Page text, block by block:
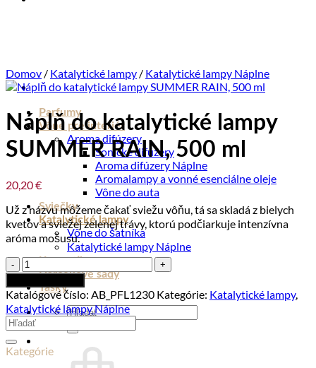
Parfumy
Vône pre interiér
Aroma difúzery
Sonické difúzery
Aroma difúzery Náplne
Aromalampy a vonné esenciálne oleje
Vône do auta
Sviečky
Katalytické lampy
Vône do šatníka
Katalytické lampy Náplne
Kozmetika
Darčekové sady
Tašky
Hľadať:
Domov / Katalytické lampy / Katalytické lampy Náplne
Náplň do katalytické lampy
SUMMER RAIN, 500 ml
20,20€
Už z názvu môžeme čakať sviežu vôňu, tá sa skladá z bielych
kvetov a sviežej zelenej trávy, ktorú podčiarkuje intenzívna
aróma mošusu.
množstvo
Náplň
do
katalytické
lampy
SUMMER
RAIN,
500
Katalógové číslo: AB_PFL1230 Kategórie: Katalytické lampy,
Katalytické lampy Náplne
Hľadať:
Kategórie